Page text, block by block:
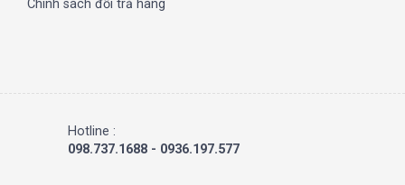
Chính sách đổi trả hàng
Hotline :
098.737.1688 - 0936.197.577